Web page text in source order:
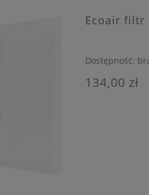
Ecoair filtr
Dostępność:
134,00 zł